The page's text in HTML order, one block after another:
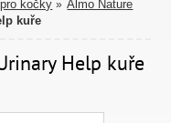
kočky » Almo Nature
kuře
Help kuře